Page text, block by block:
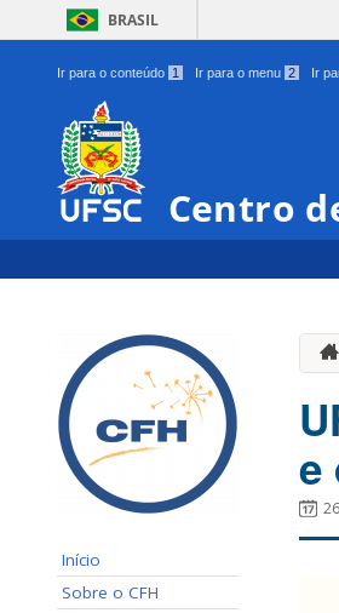
BRASIL
Ir para o conteúdo 1 Ir para o menu 2 Ir
Centro
Início
Sobre o CFH
e